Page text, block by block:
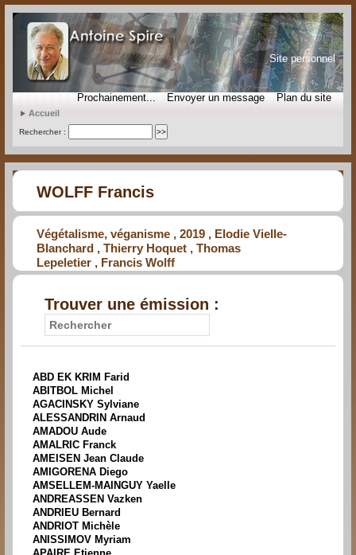
Site personnel
Prochainement... Envoyer un message Plan du site
Accueil
Rechercher :
WOLFF Francis
Végétalisme, véganisme , 2019 , Elodie Vielle-
Blanchard , Thierry Hoquet , Thomas
Lepeletier , Francis Wolff
Trouver une émission :
ABD EK KRIM Farid
ABITBOL Michel
AGACINSKY Sylviane
ALESSANDRIN Arnaud
AMADOU Aude
AMALRIC Franck
AMEISEN Jean Claude
AMIGORENA Diego
AMSELLEM-MAINGUY Yaelle
ANDREASSEN Vazken
ANDRIEU Bernard
ANDRIOT Michèle
ANISSIMOV Myriam